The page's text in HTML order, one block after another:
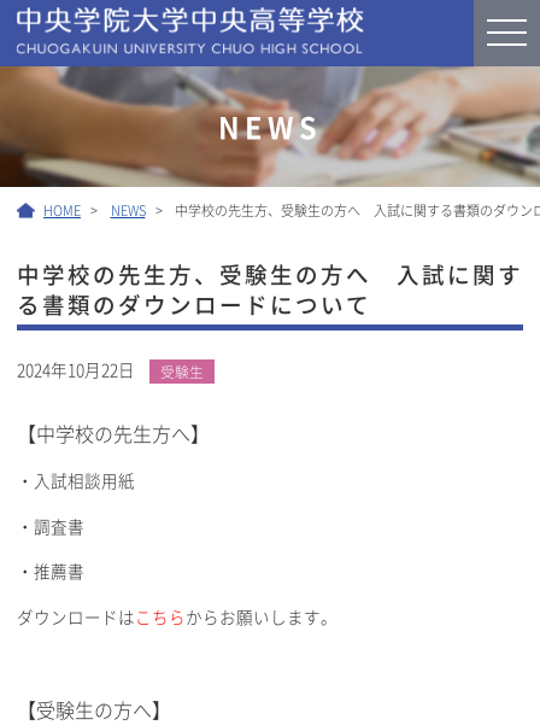
NEWS
HOME NEWS 中学校の先生方、受験生の方へ 入試に関する書類のダウン
中学校の先生方、受験生の方へ 入試に関す
る書類のダウンロードについて
2024年10月22日 受験生
【中学校の先生方へ】
・入試相談用紙
・調査書
・推薦書
ダウンロードはこちらからお願いします。
【受験生の方へ】